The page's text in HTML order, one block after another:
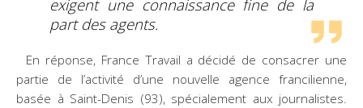
exigent une connaissance fine de la
part des agents.
En réponse, France Travail a décidé de consacrer une
partie de l’activité d’une nouvelle agence francilienne,
basée à Saint-Denis (93), spécialement aux journalistes.